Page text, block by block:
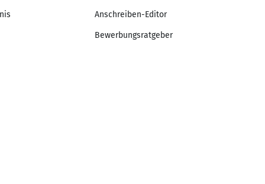
Anschreiben-Editor
Bewerbungsratgeber